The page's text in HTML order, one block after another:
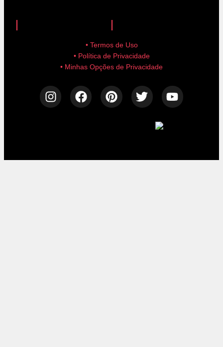
• Termos de Uso
• Política de Privacidade
• Minhas Opções de Privacidade